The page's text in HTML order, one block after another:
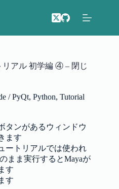
リアル 初学編 ④ – 閉じ
/ PyQt, Python, Tutorial
タンがあるウィンドウ
ます
ートリアルでは使われ
まま実行するとMayaが
す
す